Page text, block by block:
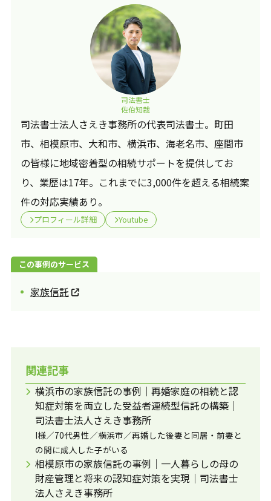
司法書士
佐伯知哉
司法書士法人さえき事務所の代表司法書士。町田
市、相模原市、大和市、横浜市、海老名市、座間市
の皆様に地域密着型の相続サポートを提供してお
り、業歴は17年。これまでに3,000件を超える相続案
件の対応実績あり。
プロフィール詳細 Youtube
この事例のサービス
家族信託
関連記事
横浜市の家族信託の事例｜再婚家庭の相続と認
知症対策を両立した受益者連続型信託の構築｜
司法書士法人さえき事務所
I様／70代男性／横浜市／再婚した後妻と同居・前妻と
の間に成人した子がいる
相模原市の家族信託の事例｜一人暮らしの母の
財産管理と将来の認知症対策を実現｜司法書士
法人さえき事務所